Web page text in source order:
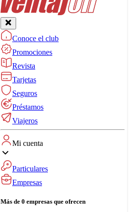
Conoce el club
Promociones
Revista
Tarjetas
Seguros
Préstamos
Viajeros
Mi cuenta
Particulares
Empresas
Más de 0 empresas que ofrecen